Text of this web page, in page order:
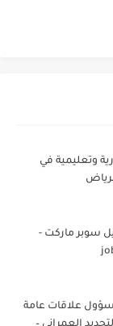
وتعليمية في
سوبر ماركت -
علاقات عامة